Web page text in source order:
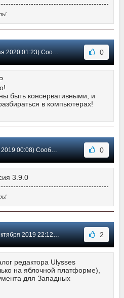
01:23) Сообщение #22 0
быть консервативными, и
в компьютерах!
00:08) Сообщение #21 0
3.9.0
2019 22:12) Сообщение #20 2
редактора Ulysses
на яблочной платформе),
для Западных